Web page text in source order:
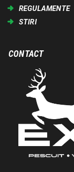
REGULAMENTE
STIRI
CONTACT